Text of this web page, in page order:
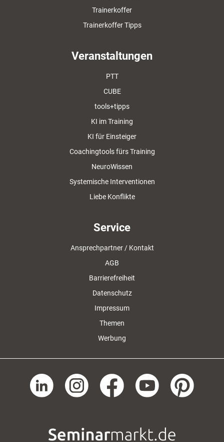
Trainerkoffer
Trainerkoffer Tipps
Veranstaltungen
PTT
CUBE
tools+tipps
KI im Training
KI für Einsteiger
Coachingtools fürs Training
NeuroWissen
Systemische Interventionen
Liebe Konflikte
Service
Ansprechpartner / Kontakt
AGB
Barrierefreiheit
Datenschutz
Impressum
Themen
Werbung